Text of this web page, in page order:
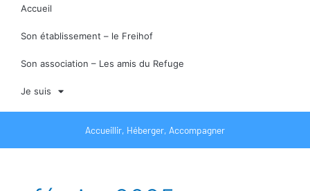
Accueil
Son établissement – le Freihof
Son association – Les amis du Refuge
Je suis
Accueillir, Héberger, Accompagner